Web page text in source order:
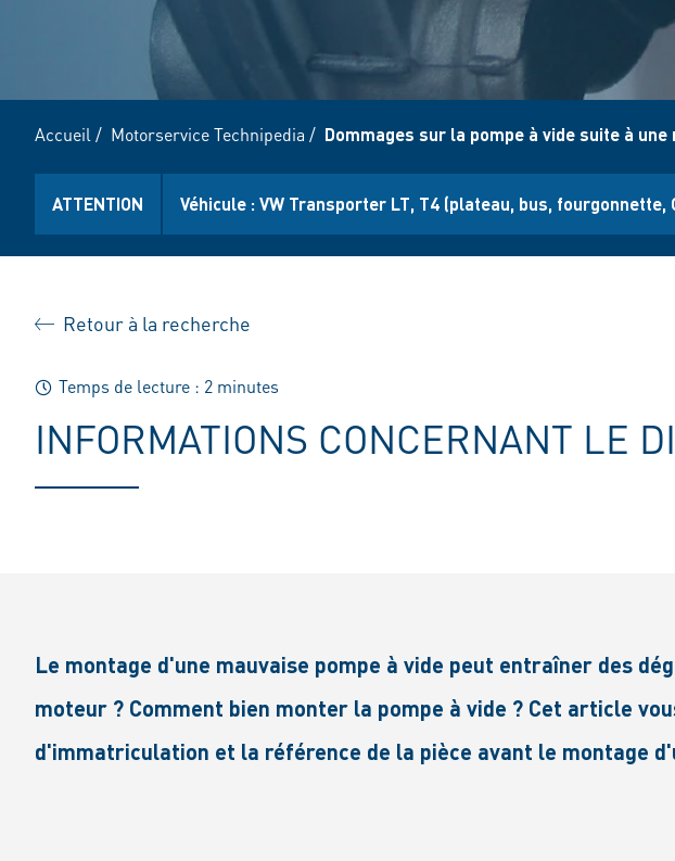
Accueil / Motorservice Technipedia / Dommages sur la pompe à vide suite à
ATTENTION Véhicule : VW Transporter LT, T4 (plateau, bus,
Retour à la recherche
Temps de lecture : 2 minutes
INFORMATIONS CONCERNANT LE
Le montage d'une mauvaise pompe à vide peut entraîner des
moteur ? Comment bien monter la pompe à vide ? Cet article
d'immatriculation et la référence de la pièce avant le montage